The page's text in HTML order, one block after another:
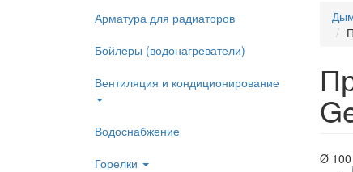
Арматура для радиаторов
Бойлеры (водонагреватели)
Вентиляция и кондиционирование
Водоснабжение
Горелки
Ø 100